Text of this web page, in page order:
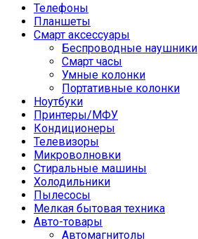
Телефоны
Планшеты
Смарт аксессуары
Беспроводные наушники
Смарт часы
Умные колонки
Портативные колонки
Ноутбуки
Принтеры/МФУ
Кондиционеры
Телевизоры
Микроволновки
Стиральные машины
Холодильники
Пылесосы
Мелкая бытовая техника
Авто-товары
Автомагнитолы